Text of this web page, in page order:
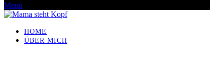
Menü
HOME
ÜBER MICH